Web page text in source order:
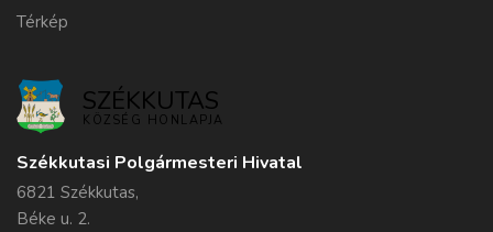
Térkép
SZÉKKUTAS
KÖZSÉG HONLAPJA
Székkutasi Polgármesteri Hivatal
6821 Székkutas,
Béke u. 2.